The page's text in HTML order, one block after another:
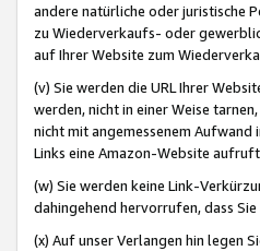
andere natürliche oder juristische
zu Wiederverkaufs- oder
auf Ihrer Website zum
(v) Sie werden die URL Ihrer
werden, nicht in einer Weise
nicht mit angemessenem Aufwand
Links eine Amazon-Website
(w) Sie werden keine Link-
dahingehend hervorrufen, dass
(x) Auf unser Verlangen hin legen